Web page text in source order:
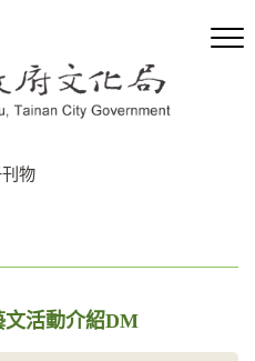
物
文活動介紹DM